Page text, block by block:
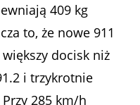
409 kg
to, że nowe 911
docisk niż
i trzykrotnie
285 km/h